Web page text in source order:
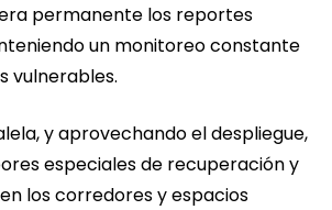
permanente los reportes
un monitoreo constante
vulnerables.
y aprovechando el despliegue,
especiales de recuperación y
los corredores y espacios